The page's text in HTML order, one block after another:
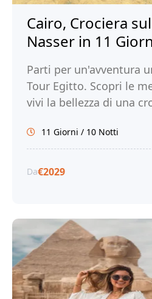
Cairo, Crociera
Nasser in 11
Parti per un'avventura
Tour Egitto. Scopri le
vivi la bellezza di una
storia e cultura
11 Giorni / 10 Notti
Da€2029